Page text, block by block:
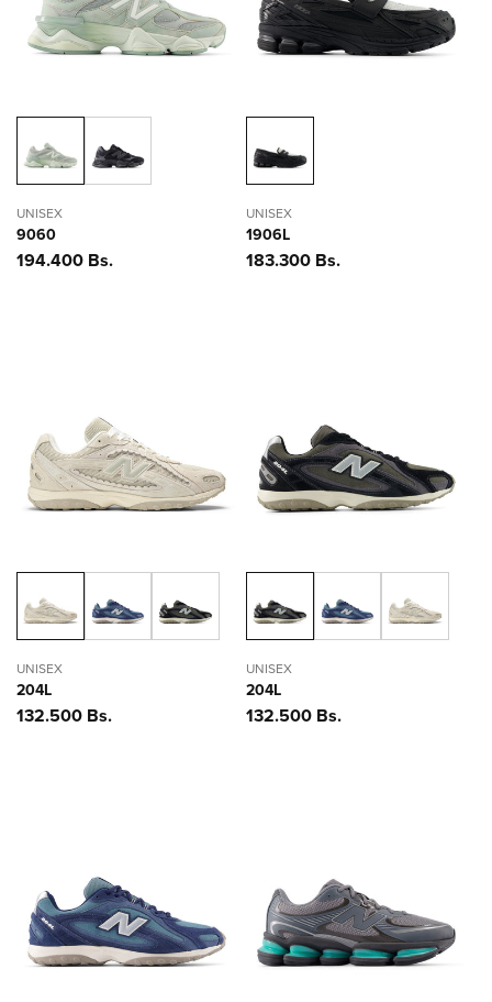
UNISEX
9060
Precio
194.400 Bs.
UNISEX
1906L
Precio
183.300 Bs.
UNISEX
204L
Precio
132.500 Bs.
UNISEX
204L
Precio
132.500 Bs.